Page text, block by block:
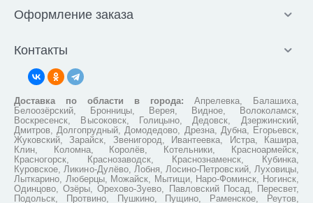
Оформление заказа
Контакты
Доставка по области в города: Апрелевка, Балашиха,
Белоозёрский, Бронницы, Верея, Видное, Волоколамск,
Воскресенск, Высоковск, Голицыно, Дедовск, Дзержинский,
Дмитров, Долгопрудный, Домодедово, Дрезна, Дубна, Егорьевск,
Жуковский, Зарайск, Звенигород, Ивантеевка, Истра, Кашира,
Клин, Коломна, Королёв, Котельники, Красноармейск,
Красногорск, Краснозаводск, Краснознаменск, Кубинка,
Куровское, Ликино-Дулёво, Лобня, Лосино-Петровский, Луховицы,
Лыткарино, Люберцы, Можайск, Мытищи, Наро-Фоминск, Ногинск,
Одинцово, Озёры, Орехово-Зуево, Павловский Посад, Пересвет,
Подольск, Протвино, Пушкино, Пущино, Раменское, Реутов,